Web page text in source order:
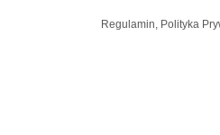
Regulamin, Polityka